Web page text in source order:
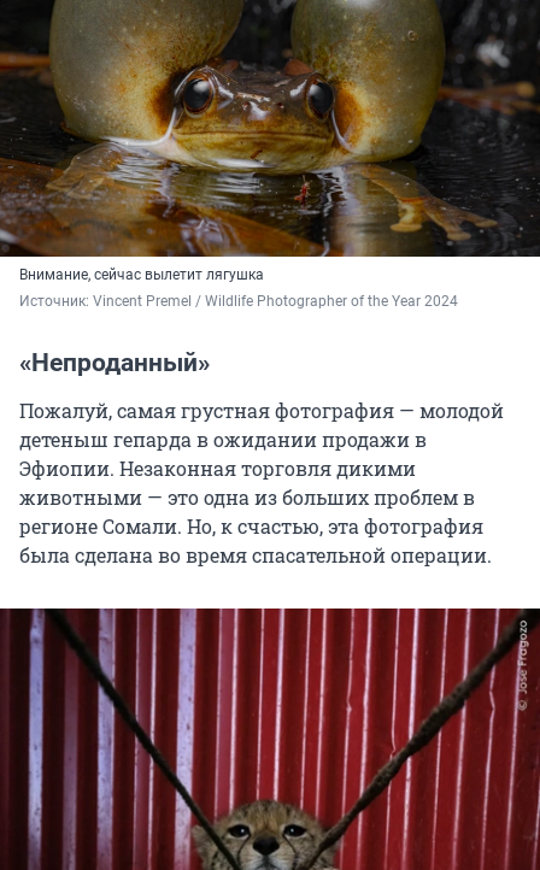
Внимание, сейчас вылетит лягушка
Источник: Vincent Premel / Wildlife Photographer of the Year 2024
«Непроданный»
Пожалуй, самая грустная фотография — молодой
детеныш гепарда в ожидании продажи в
Эфиопии. Незаконная торговля дикими
животными — это одна из больших проблем в
регионе Сомали. Но, к счастью, эта фотография
была сделана во время спасательной операции.